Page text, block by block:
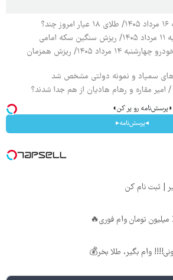
قیمت محصولات ایران خودرو چهارشنبه ۱۴ مرداد ۱۴۰۵/ ریزش همزمان
سمپاد و نمونه دولتی مشخص شد
امیر مقاره و رهام هادیان از هم جدا شدند؟
◗پرسش‌نامه رو پر کن◖
◂پرسش‌نامه▸
وام بگیر، طلا بخر💰